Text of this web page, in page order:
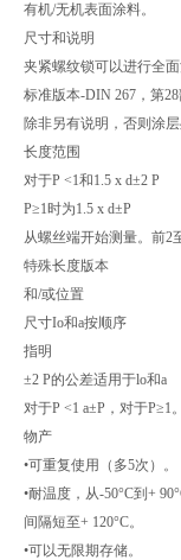
有机/无机表面涂料。
尺寸和说明
夹紧螺纹锁可以进行全
标准版本-DIN 267，第
除非另有说明，否则涂
长度范围
对于P <1和1.5 x d±2 P
P≥1时为1.5 x d±P
从螺丝端开始测量。前2
特殊长度版本
和/或位置
尺寸Io和a按顺序
指明
±2 P的公差适用于lo和a
对于P <1 a±P，对于P≥1
物产
•可重复使用（多5次）。
•耐温度，从-50°C到+
间隔短至+ 120°C。
•可以无限期存储。